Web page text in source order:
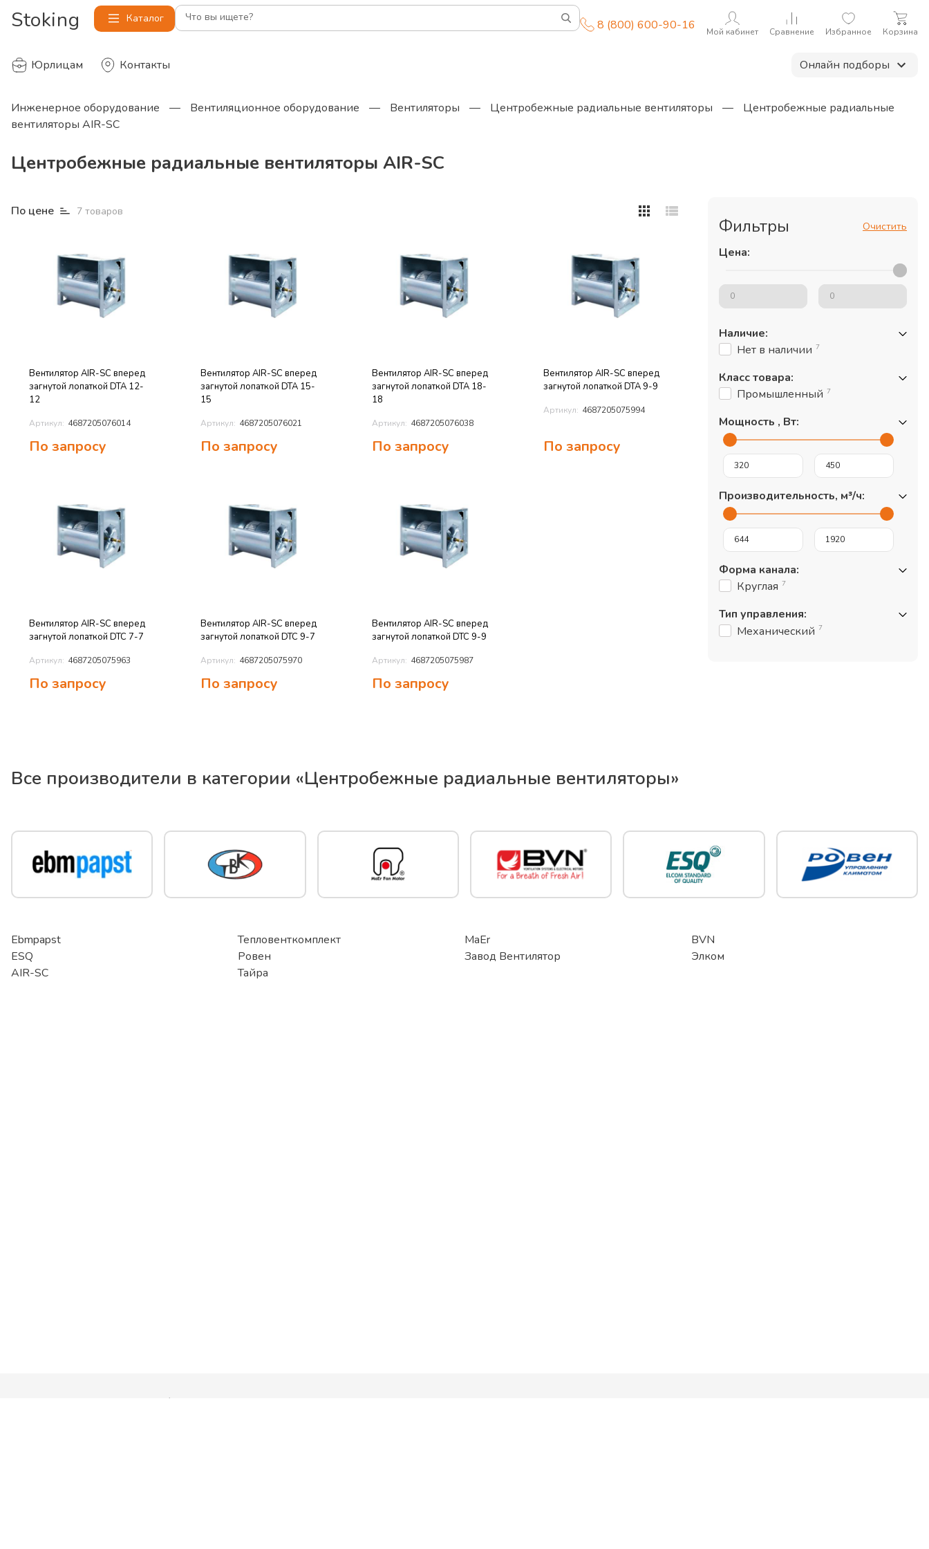
Stoking Каталог Что вы ищете? 8 (800) 600-90-16 Мой кабинет Сравнение Избранное Корзина
Юрлицам Контакты Онлайн подборы
Инженерное оборудование — Вентиляционное оборудование — Вентиляторы — Центробежные радиальные вентиляторы —
Центробежные радиальные
вентиляторы AIR-SC
Центробежные радиальные вентиляторы AIR-SC
По цене 7 товаров
Вентилятор AIR-SC вперед
загнутой лопаткой DTA 12-
12
Артикул: 4687205076014
По запросу
Вентилятор AIR-SC вперед
загнутой лопаткой DTA 15-
15
Артикул: 4687205076021
По запросу
Вентилятор AIR-SC вперед
загнутой лопаткой DTA 18-
18
Артикул: 4687205076038
По запросу
Вентилятор AIR-SC вперед
загнутой лопаткой DTA 9-9
Артикул: 4687205075994
По запросу
Вентилятор AIR-SC вперед
загнутой лопаткой DTC 7-7
Артикул: 4687205075963
По запросу
Вентилятор AIR-SC вперед
загнутой лопаткой DTC 9-7
Артикул: 4687205075970
По запросу
Вентилятор AIR-SC вперед
загнутой лопаткой DTC 9-9
Артикул: 4687205075987
По запросу
Фильтры Очистить
Цена:
Наличие:
Нет в наличии 7
Класс товара:
Промышленный 7
Мощность , Вт:
Производительность, м³/ч:
Форма канала:
Круглая 7
Тип управления:
Механический 7
Все производители в категории «Центробежные радиальные вентиляторы»
Ebmpapst Тепловенткомплект MaEr
BVN
ESQ
Ровен Завод Вентилятор
Элком
AIR-SC
Тайра
Компания